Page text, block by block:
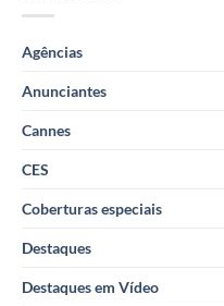
Agências
Anunciantes
Cannes
CES
Coberturas especiais
Destaques
Destaques em Vídeo